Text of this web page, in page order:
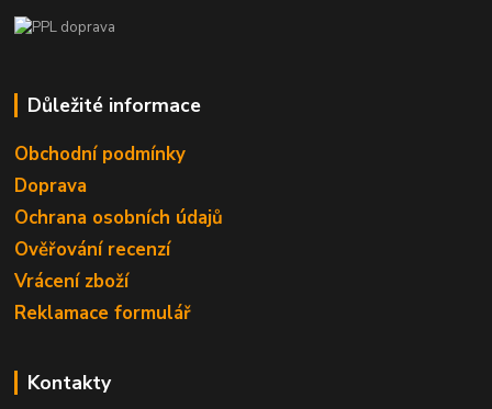
Důležité informace
Obchodní podmínky
Doprava
Ochrana osobních údajů
Ověřování recenzí
Vrácení zboží
Reklamace formulář
Kontakty